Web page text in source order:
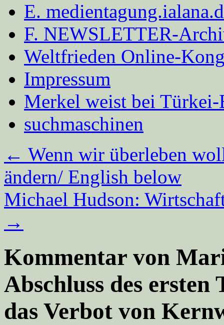
E.
F. NEWSLETTER-
Weltfrieden Online-
Impressum
Merkel weist bei
suchmaschinen
← Wenn wir überleben
ändern/ English below
Michael Hudson:
→
Kommentar von
Abschluss des ersten
das Verbot von